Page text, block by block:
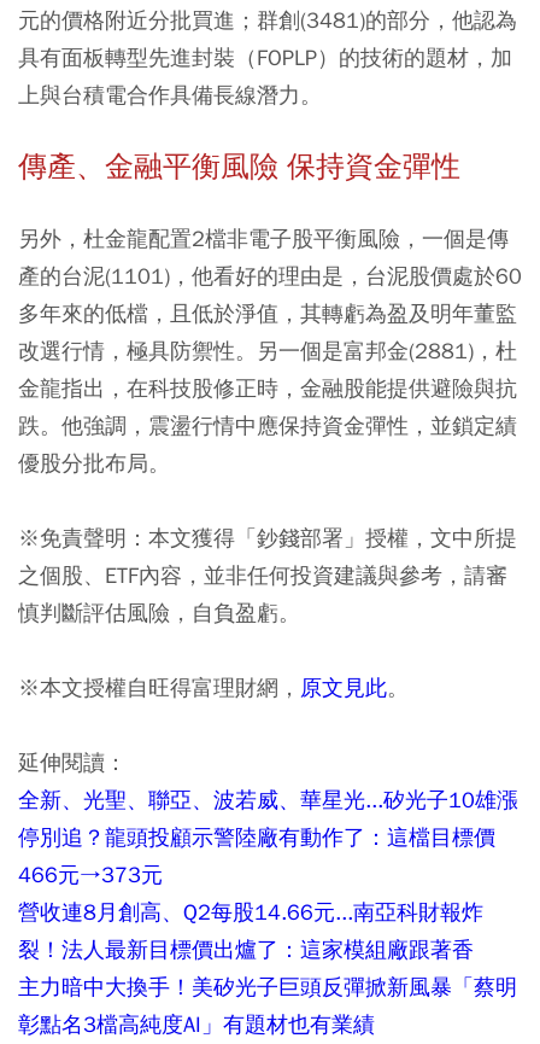
元的價格附近分批買進；群創(3481)的部分，他認為
具有面板轉型先進封裝（FOPLP）的技術的題材，加
上與台積電合作具備長線潛力。
傳產、金融平衡風險 保持資金彈性
另外，杜金龍配置2檔非電子股平衡風險，一個是傳
產的台泥(1101)，他看好的理由是，台泥股價處於60
多年來的低檔，且低於淨值，其轉虧為盈及明年董監
改選行情，極具防禦性。另一個是富邦金(2881)，杜
金龍指出，在科技股修正時，金融股能提供避險與抗
跌。他強調，震盪行情中應保持資金彈性，並鎖定績
優股分批布局。
※免責聲明：本文獲得「鈔錢部署」授權，文中所提
之個股、ETF內容，並非任何投資建議與參考，請審
慎判斷評估風險，自負盈虧。
※本文授權自旺得富理財網， 原文見此。
延伸閱讀：
全新、光聖、聯亞、波若威、華星光...矽光子10雄漲
停別追？龍頭投顧示警陸廠有動作了：這檔目標價
466元→373元
營收連8月創高、Q2每股14.66元...南亞科財報炸
裂！法人最新目標價出爐了：這家模組廠跟著香
主力暗中大換手！美矽光子巨頭反彈掀新風暴「蔡明
彰點名3檔高純度AI」有題材也有業績